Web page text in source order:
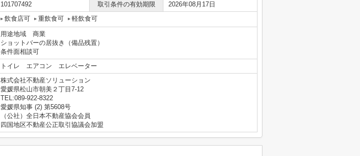
101707492 取引条件の有効期限
2026年08月17日
飲食店可 重飲食可 軽飲食可
用途地域 商業
ショットバーの居抜き（備品残置）
条件面相談可
トイレ エアコン エレベーター
株式会社不動産ソリューション
愛媛県松山市朝美２丁目7-12
TEL:089-922-8322
愛媛県知事 (2) 第5608号
（公社）全日本不動産協会会員
四国地区不動産公正取引協議会加盟